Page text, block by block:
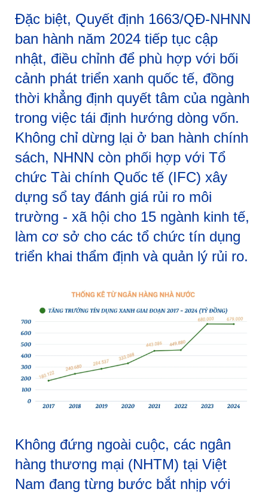
Đặc biệt, Quyết định 1663/QĐ-NHNN
ban hành năm 2024 tiếp tục cập
nhật, điều chỉnh để phù hợp với bối
cảnh phát triển xanh quốc tế, đồng
thời khẳng định quyết tâm của ngành
trong việc tái định hướng dòng vốn.
Không chỉ dừng lại ở ban hành chính
sách, NHNN còn phối hợp với Tổ
chức Tài chính Quốc tế (IFC) xây
dựng sổ tay đánh giá rủi ro môi
trường - xã hội cho 15 ngành kinh tế,
làm cơ sở cho các tổ chức tín dụng
triển khai thẩm định và quản lý rủi ro.
Không đứng ngoài cuộc, các ngân
hàng thương mại (NHTM) tại Việt
Nam đang từng bước bắt nhịp với